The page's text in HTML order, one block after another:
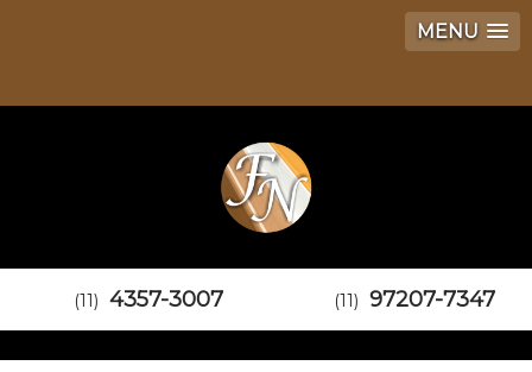
MENU
(11) 4357-3007 (11) 97207-7347